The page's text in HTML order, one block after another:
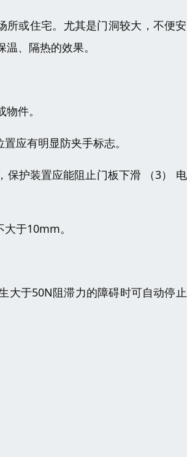
或住宅。尤其是门洞较大，不便
、隔热的效果。
件。
应有明显防夹手标志。
保护装置应能阻止门板下滑 （3）
于10mm。
大于50N阻滞力的障碍时可自动停